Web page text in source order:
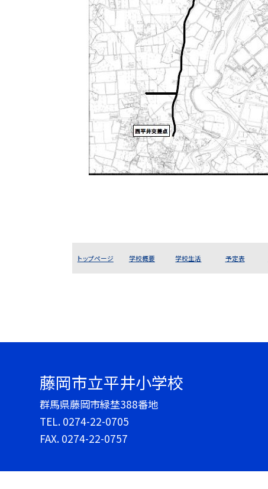
トップページ 学校概要 学校生活 予定表
藤岡市立平井小学校
群馬県藤岡市緑埜388番地
TEL. 0274-22-0705
FAX. 0274-22-0757